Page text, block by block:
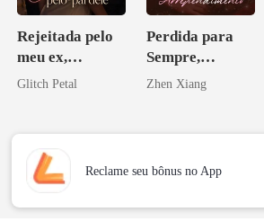
Rejeitada pelo
meu ex,
desejada pelo
Glitch Petal
Perdida para
Sempre,
Enlouquecido
o
Zhen Xiang
Reclame seu bônus no App